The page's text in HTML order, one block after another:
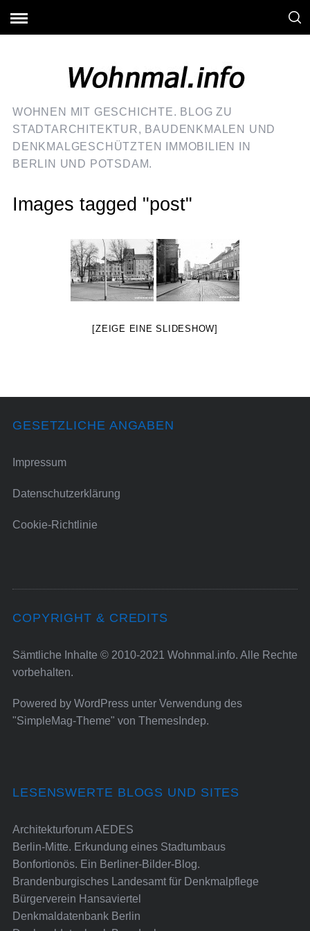
WOHNEN MIT GESCHICHTE. BLOG ZU
STADTARCHITEKTUR, BAUDENKMALEN UND
DENKMALGESCHÜTZTEN IMMOBILIEN IN
BERLIN UND POTSDAM.
Images tagged "post"
[ZEIGE EINE SLIDESHOW]
GESETZLICHE ANGABEN
Impressum
Datenschutzerklärung
Cookie-Richtlinie
COPYRIGHT & CREDITS
Sämtliche Inhalte © 2010-2021 Wohnmal.info. Alle Rechte
vorbehalten.
Powered by WordPressunter Verwendung des
"SimpleMag-Theme" von ThemesIndep.
LESENSWERTE BLOGS UND SITES
Architekturforum AEDES
Berlin-Mitte. Erkundung eines Stadtumbaus
Bonfortionös. Ein Berliner-Bilder-Blog.
Brandenburgisches Landesamt für Denkmalpflege
Bürgerverein Hansaviertel
Denkmaldatenbank Berlin